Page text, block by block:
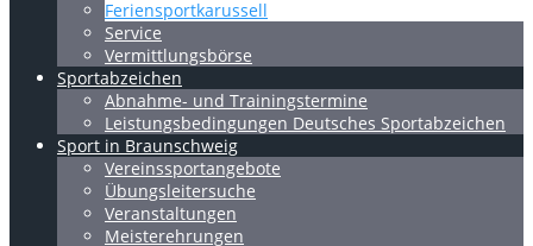
Feriensportkarussell
Service
Vermittlungsbörse
Sportabzeichen
Abnahme- und Trainingstermine
Leistungsbedingungen Deutsches Sportabzeichen
Sport in Braunschweig
Vereinssportangebote
Übungsleitersuche
Veranstaltungen
Meisterehrungen